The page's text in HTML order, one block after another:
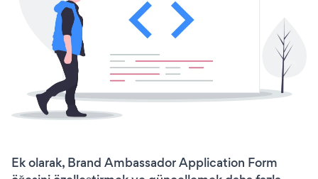
Ek olarak, Brand Ambassador Application Form